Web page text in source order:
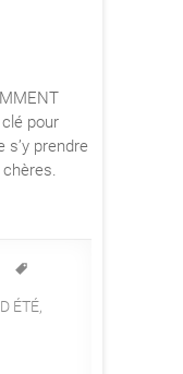
clé pour
s’y prendre
ÉTÉ,